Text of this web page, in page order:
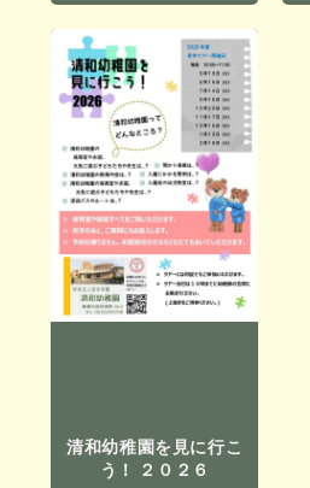
清和幼稚園を見に行こ
う！ ２０２６